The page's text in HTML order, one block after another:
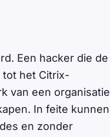
Een hacker die de
tot het Citrix-
van een organisatie
In feite kunnen
en zonder